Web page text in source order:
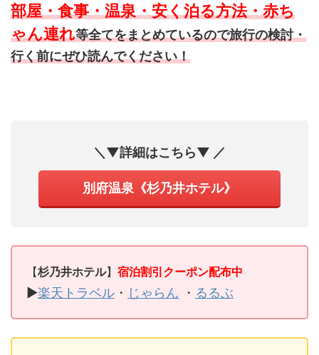
部屋・食事・温泉・安く泊る方法・赤ち
ゃん連れ等全てをまとめているので旅行の検討・
行く前にぜひ読んでください！
＼▼詳細はこちら▼ ／
別府温泉《杉乃井ホテル》
【杉乃井ホテル】 宿泊割引クーポン配布中
▶楽天トラベル ・ じゃらん ・ るるぶ